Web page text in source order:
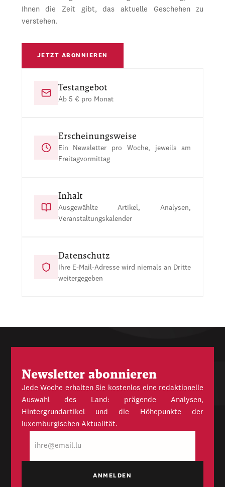
Ihnen die Zeit gibt, das aktuelle Geschehen zu
verstehen.
JETZT ABONNIEREN
Testangebot
Ab 5 € pro Monat
Erscheinungsweise
Ein Newsletter pro Woche, jeweils am
Freitagvormittag
Inhalt
Ausgewählte Artikel, Analysen,
Veranstaltungskalender
Datenschutz
Ihre E-Mail-Adresse wird niemals an Dritte
weitergegeben
Newsletter abonnieren
Jede Woche erhalten Sie kostenlos eine redaktionelle
Auswahl des Land: prägende Analysen,
Hintergrundartikel und die Höhepunkte der
luxemburgischen Aktualität.
Mail